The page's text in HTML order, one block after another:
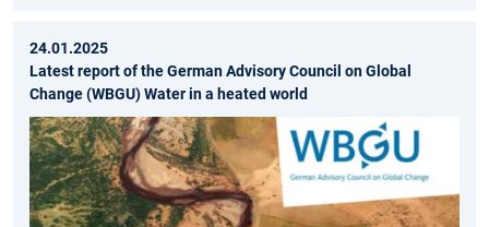
24.01.2025
Latest report of the German Advisory Council on Global
Change (WBGU) Water in a heated world